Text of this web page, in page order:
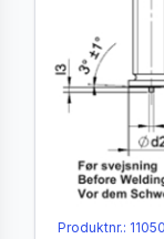
Produktnr.: